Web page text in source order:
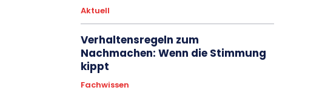
Aktuell
Verhaltensregeln zum
Nachmachen: Wenn die Stimmung
kippt
Fachwissen